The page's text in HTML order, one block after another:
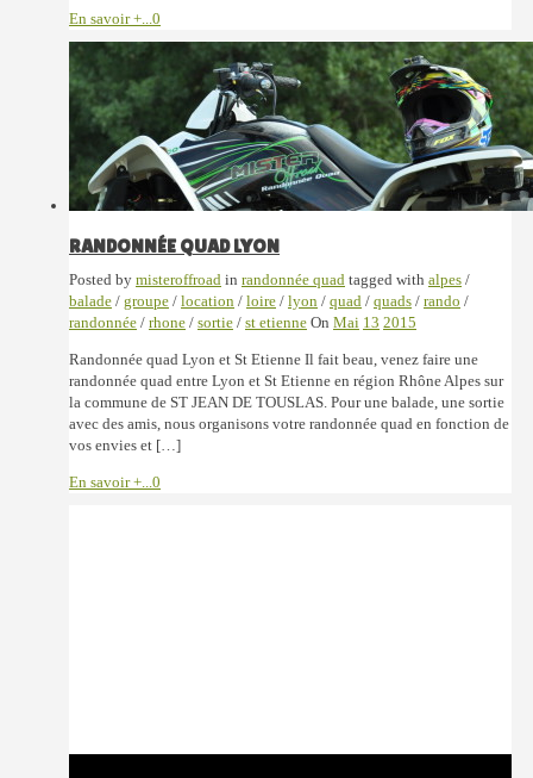
En savoir +...0
RANDONNÉE QUAD LYON
Posted by misteroffroad in randonnée quad tagged with alpes /
balade / groupe / location / loire / lyon / quad / quads / rando /
randonnée / rhone / sortie / st etienne On Mai 13 2015
Randonnée quad Lyon et St Etienne Il fait beau, venez faire une
randonnée quad entre Lyon et St Etienne en région Rhône Alpes sur
la commune de ST JEAN DE TOUSLAS. Pour une balade, une sortie
avec des amis, nous organisons votre randonnée quad en fonction de
vos envies et […]
En savoir +...0